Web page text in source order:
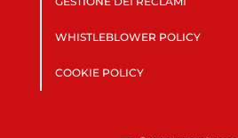
WHISTLEBLOWER POLICY
COOKIE POLICY